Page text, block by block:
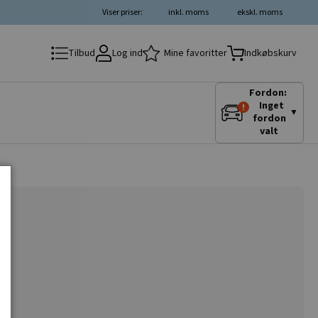
ekskl. moms
inkl. moms
Viser priser:
Tilbud Log ind Mine favoritter Indkøbskurv
Fordon:
Inget
fordon
valt
▼